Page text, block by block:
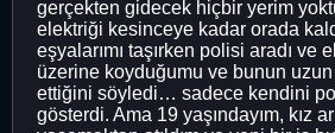
gerçekten gidecek hiçbir yerim
elektriği kesinceye kadar orada
eşyalarımı taşırken polisi aradı ve
üzerine koyduğumu ve bunun
ettiğini söyledi… sadece kendini
gösterdi. Ama 19 yaşındayım, kız